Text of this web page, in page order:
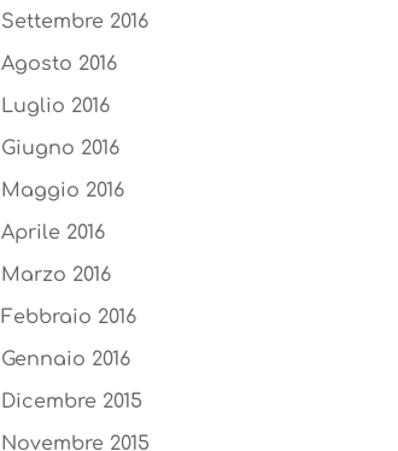
Settembre 2016
Agosto 2016
Luglio 2016
Giugno 2016
Maggio 2016
Aprile 2016
Marzo 2016
Febbraio 2016
Gennaio 2016
Dicembre 2015
Novembre 2015